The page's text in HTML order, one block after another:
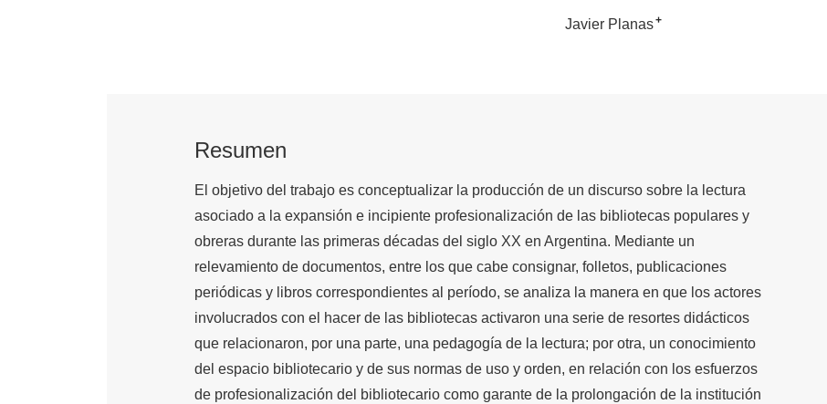
Javier Planas+
Resumen
El objetivo del trabajo es conceptualizar la producción de un discurso sobre la lectura
asociado a la expansión e incipiente profesionalización de las bibliotecas populares y
obreras durante las primeras décadas del siglo XX en Argentina. Mediante un
relevamiento de documentos, entre los que cabe consignar, folletos, publicaciones
periódicas y libros correspondientes al período, se analiza la manera en que los actores
involucrados con el hacer de las bibliotecas activaron una serie de resortes didácticos
que relacionaron, por una parte, una pedagogía de la lectura; por otra, un conocimiento
del espacio bibliotecario y de sus normas de uso y orden, en relación con los esfuerzos
de profesionalización del bibliotecario como garante de la prolongación de la institución